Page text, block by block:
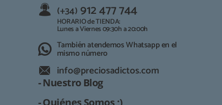
(+34) 912 477 744
HORARIO de TIENDA:
Lunes a Viernes 09:30h a 20:00h
También atendemos Whatsapp en el
mismo número
info@preciosadictos.com
- Nuestro Blog
- Quiénes Somos ;)